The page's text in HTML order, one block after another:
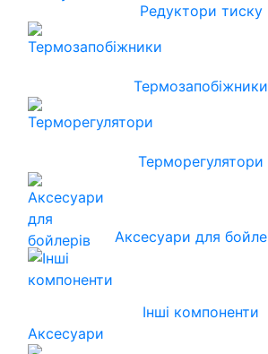
Редуктори тиску
Термозапобіжники
Терморегулятори
Аксесуари для
Інші компоненти
Аксесуари